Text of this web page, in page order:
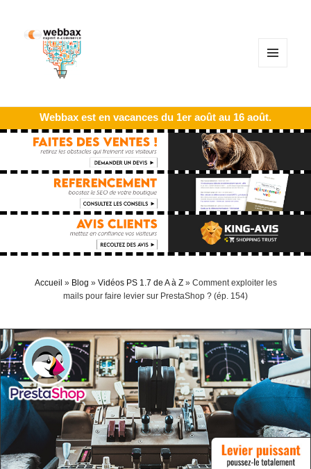
Webbax est en vacances du 1er août au 16 août.
Accueil » Blog » Vidéos PS 1.7 de A à Z» Comment exploiter les
mails pour faire levier sur PrestaShop ? (ép. 154)